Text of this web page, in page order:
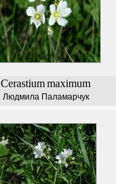
Cerastiummaximum
Людмила Паламарчук